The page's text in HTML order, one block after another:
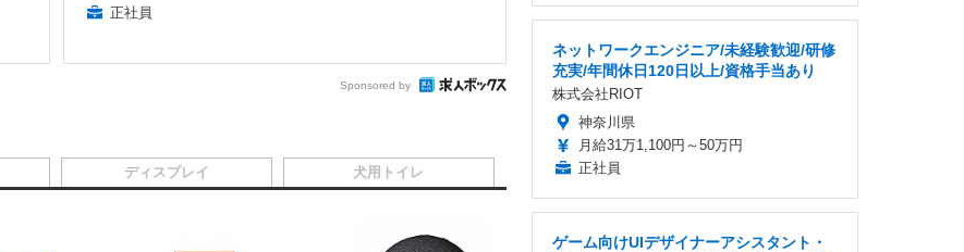
正社員
Sponsored by
ディスプレイ 犬用トイレ
ネットワークエンジニア/未経験歓迎/研修
充実/年間休日120日以上/資格手当あり
株式会社RIOT
神奈川県
月給31万1,100円～50万円
正社員
ゲーム向けUIデザイナーアシスタント・